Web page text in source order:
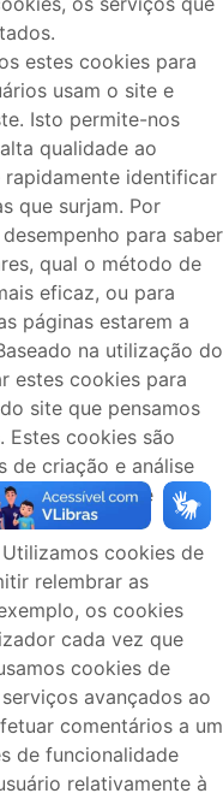
estes cookies para
usam o site e
Isto permite-nos
qualidade ao
identificar
que surjam. Por
para saber
qual o método de
eficaz, ou para
páginas estarem a
na utilização do
estes cookies para
site que pensamos
Estes cookies são
de criação e análise
informação de
cookies de
relembrar as
os cookies
cada vez que
cookies de
avançados ao
comentários a um
de funcionalidade
relativamente à